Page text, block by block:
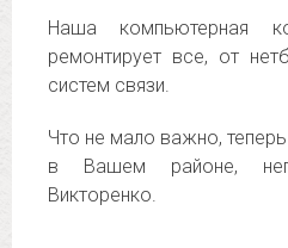
Наша компьютерная
ремонтирует все, от
систем связи.
Что не мало важно,
в Вашем районе,
Викторенко.